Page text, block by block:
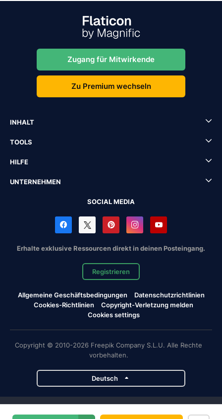
Zugang für Mitwirkende
Zu Premium wechseln
INHALT
TOOLS
HILFE
UNTERNEHMEN
SOCIAL MEDIA
Erhalte exklusive Ressourcen direkt in deinen Posteingang.
Registrieren
Allgemeine Geschäftsbedingungen
Datenschutzrichtlinien
Cookies-Richtlinien
Copyright-Verletzung melden
Cookies settings
Copyright © 2010-2026 Freepik Company S.L.U. Alle Rechte
vorbehalten.
Deutsch